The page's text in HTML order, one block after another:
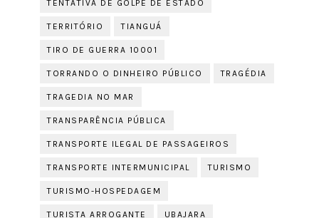
TENTATIVA DE GOLPE DE ESTADO
TERRITÓRIO TIANGUÁ
TIRO DE GUERRA 10001
TORRANDO O DINHEIRO PÚBLICO TRAGÉDIA
TRAGEDIA NO MAR
TRANSPARÊNCIA PÚBLICA
TRANSPORTE ILEGAL DE PASSAGEIROS
TRANSPORTE INTERMUNICIPAL TURISMO
TURISMO-HOSPEDAGEM
TURISTA ARROGANTE UBAJARA